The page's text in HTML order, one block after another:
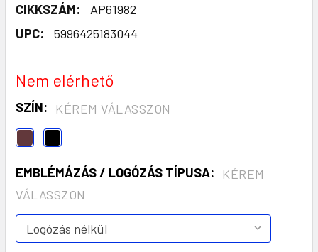
CIKKSZÁM:
AP61982
UPC:
5996425183044
Nem elérhető
SZÍN: KÉREM VÁLASSZON
EMBLÉMÁZÁS / LOGÓZÁS TÍPUSA:
KÉREM
VÁLASSZON